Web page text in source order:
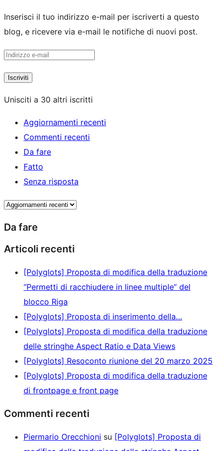
Inserisci il tuo indirizzo e-mail per iscriverti a questo
blog, e ricevere via e-mail le notifiche di nuovi post.
Indirizzo
mail
Iscriviti
Unisciti a 30 altri iscritti
Aggiornamenti recenti
Commenti recenti
Da fare
Fatto
Senza risposta
Da fare
Articoli recenti
[Polyglots] Proposta di modifica della traduzione
“Permetti di racchiudere in linee multiple” del
blocco Riga
[Polyglots] Proposta di inserimento della…
[Polyglots] Proposta di modifica della traduzione
delle stringhe Aspect Ratio e Data Views
[Polyglots] Resoconto riunione del 20 marzo 2025
[Polyglots] Proposta di modifica della traduzione
di frontpage e front page
Commenti recenti
Piermario Orecchioni su [Polyglots] Proposta di